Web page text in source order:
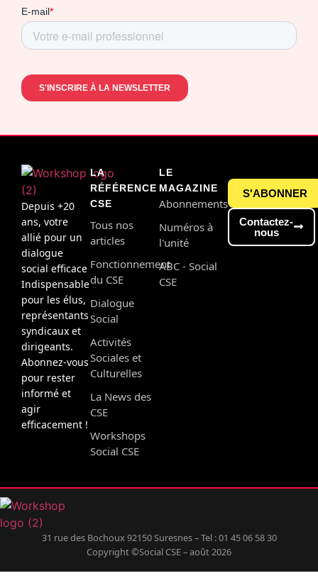
Depuis +20
ans, votre
allié pour un
dialogue
social efficace
Indispensable
pour les élus,
représentants
syndicaux et
dirigeants.
Abonnez-vous
pour rester
informé et
agir
efficacement !
LA
RÉFÉRENCE
CSE
Tous nos
articles
Fonctionnement
du CSE
Dialogue
Social
Activités
Sociales et
Culturelles
La News des
CSE
Workshops
Social CSE
LE
MAGAZINE
Abonnements
Numéros à
l'unité
ABC - Social
CSE
S'ABONNER
Contactez-
nous
31 rue des Bochoux 92150 Suresnes – Tel : 01 45 06 58 30
Copyright ©Social CSE – août 2026